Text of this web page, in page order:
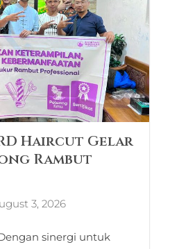
Haircut Gelar
Rambut
3, 2026
sinergi untuk